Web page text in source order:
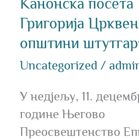
Канонска посета
Григорија
општини
Uncategorized /
У недјељу, 11.
године Његово
Преосвештенство